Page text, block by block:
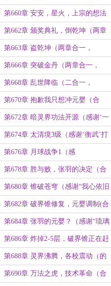
第660章 安安，星火，上宗的想法
第662章 颁奖典礼，倒乾坤（两章
合一）
第663章 盗乾坤（两章合一，
6200+）
第666章 突破金丹（两章合一，
6170+）
第668章 乱世降临（二合一，
6500+）
第670章 抱歉我只想冲元婴（合
6100+）
第672章 暗灵界功法开源（感谢‘一
笑天晴’打赏盟主）
第674章 太清境3级（感谢‘衡武’打
赏盟主）
第676章 月球战争1（感
谢‘LizOrange’打赏盟主）
第678章 胜与败，张羽的决定（合
并8170+）
第680章 锥破苍穹（感谢“我心依旧
210”打赏盟主）
第682章 破界锥修复，元婴调制(合
6300+)
第684章 张羽的元婴？（感谢“琉璃
色的回忆”再次打赏2.3个盟主）
第686章 炸掉2-5层，破界锥正在赶
来（合，感谢“固有狮子 ”的盟）
第688章 灵界沸腾，各校震动（的
盟主）
第690章 万法之虎，技术革命（合